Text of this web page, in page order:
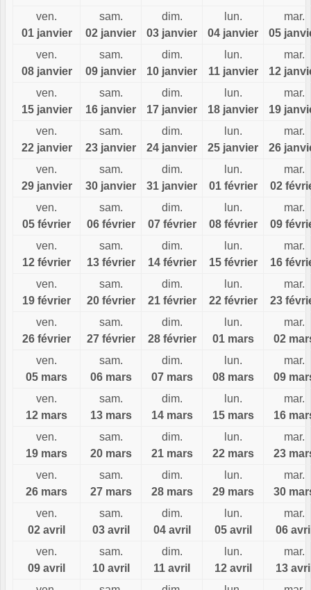
ven.
01 janvier
sam.
02 janvier
dim.
03 janvier
lun.
04 janvier
mar.
05
ven.
08 janvier
sam.
09 janvier
dim.
10 janvier
lun.
11 janvier
mar.
12
ven.
15 janvier
sam.
16 janvier
dim.
17 janvier
lun.
18 janvier
mar.
19
ven.
22 janvier
sam.
23 janvier
dim.
24 janvier
lun.
25 janvier
mar.
26
ven.
29 janvier
sam.
30 janvier
dim.
31 janvier
lun.
01 février
mar.
02
ven.
05 février
sam.
06 février
dim.
07 février
lun.
08 février
mar.
09
ven.
12 février
sam.
13 février
dim.
14 février
lun.
15 février
mar.
16
ven.
19 février
sam.
20 février
dim.
21 février
lun.
22 février
mar.
23
ven.
26 février
sam.
27 février
dim.
28 février
lun.
01 mars
mar.
02
ven.
05 mars
sam.
06 mars
dim.
07 mars
lun.
08 mars
mar.
09
ven.
12 mars
sam.
13 mars
dim.
14 mars
lun.
15 mars
mar.
16
ven.
19 mars
sam.
20 mars
dim.
21 mars
lun.
22 mars
mar.
23
ven.
26 mars
sam.
27 mars
dim.
28 mars
lun.
29 mars
mar.
30
ven.
02 avril
sam.
03 avril
dim.
04 avril
lun.
05 avril
mar.
06
ven.
09 avril
sam.
10 avril
dim.
11 avril
lun.
12 avril
mar.
13